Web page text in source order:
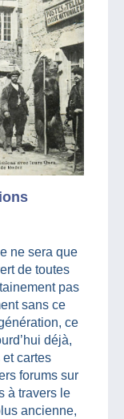
ne sera que
de toutes
pas
sans ce
ce
déjà,
et cartes
forums sur
à travers le
ancienne,